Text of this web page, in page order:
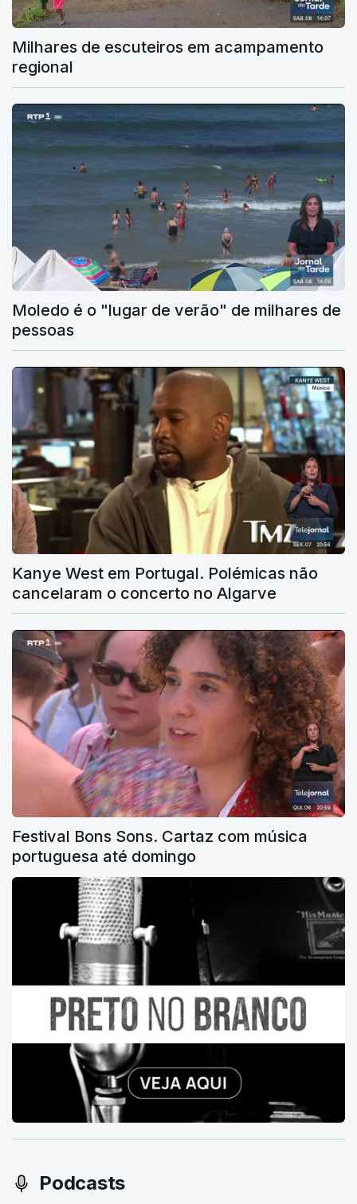
Milhares de escuteiros em acampamento
regional
Moledo é o "lugar de verão" de milhares de
pessoas
Kanye West em Portugal. Polémicas não
cancelaram o concerto no Algarve
Festival Bons Sons. Cartaz com música
portuguesa até domingo
Podcasts